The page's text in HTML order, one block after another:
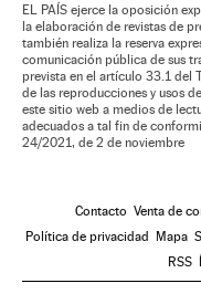
EL PAÍS ejerce la oposición
la elaboración de revistas de
también realiza la reserva
comunicación pública de sus
prevista en el artículo 33.1 del
de las reproducciones y usos
este sitio web a medios de
adecuados a tal fin de
24/2021, de 2 de noviembre
Contacto Venta de
Política de privacidad Mapa
RSS